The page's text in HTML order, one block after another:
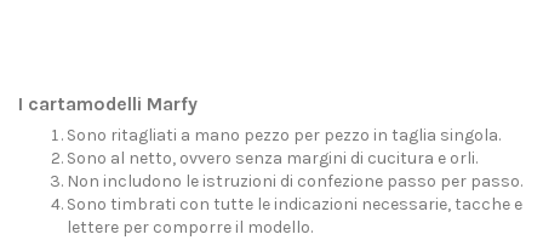
I cartamodelli Marfy
Sono ritagliati a mano pezzo per pezzo in taglia singola.
Sono al netto, ovvero senza margini di cucitura e orli.
Non includono le istruzioni di confezione passo per passo.
Sono timbrati con tutte le indicazioni necessarie, tacche e
lettere per comporre il modello.